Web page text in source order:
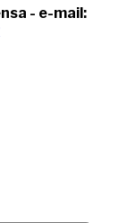
- e-mail: